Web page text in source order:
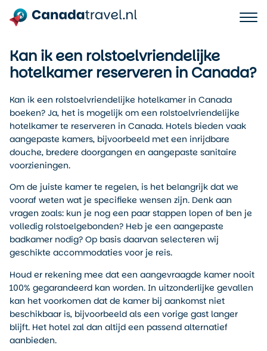
Kan ik een rolstoelvriendelijke
hotelkamer reserveren in Canada?
Kan ik een rolstoelvriendelijke hotelkamer in Canada
boeken? Ja, het is mogelijk om een rolstoelvriendelijke
hotelkamer te reserveren in Canada. Hotels bieden vaak
aangepaste kamers, bijvoorbeeld met een inrijdbare
douche, bredere doorgangen en aangepaste sanitaire
voorzieningen.
Om de juiste kamer te regelen, is het belangrijk dat we
vooraf weten wat je specifieke wensen zijn. Denk aan
vragen zoals: kun je nog een paar stappen lopen of ben je
volledig rolstoelgebonden? Heb je een aangepaste
badkamer nodig? Op basis daarvan selecteren wij
geschikte accommodaties voor je reis.
Houd er rekening mee dat een aangevraagde kamer nooit
100% gegarandeerd kan worden. In uitzonderlijke gevallen
kan het voorkomen dat de kamer bij aankomst niet
beschikbaar is, bijvoorbeeld als een vorige gast langer
blijft. Het hotel zal dan altijd een passend alternatief
aanbieden.